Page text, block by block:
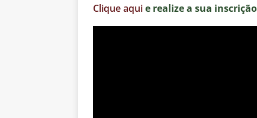
Clique aquie realize a sua